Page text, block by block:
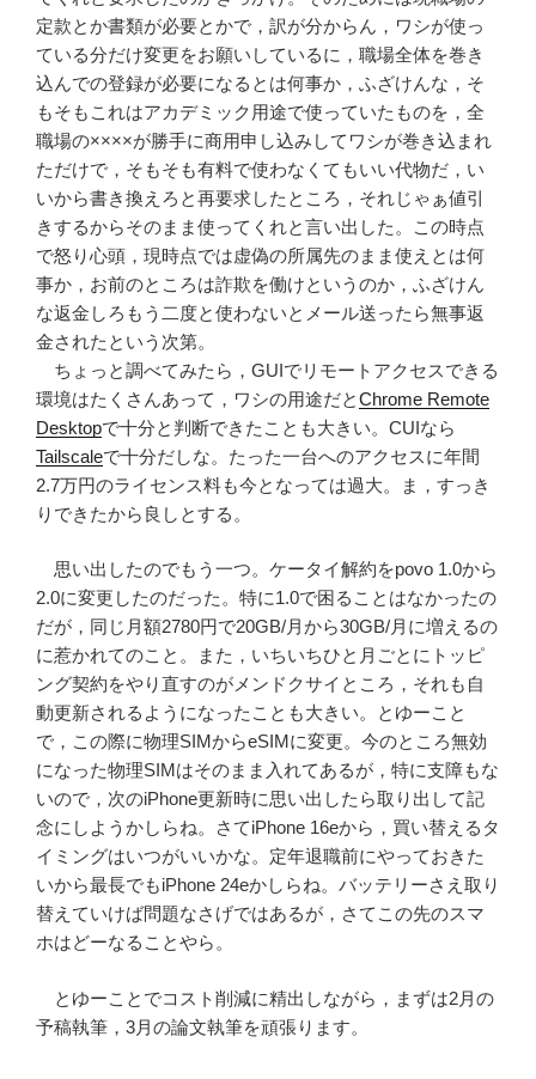
定款とか書類が必要とかで，訳が分からん，ワシが使っ
ている分だけ変更をお願いしているに，職場全体を巻き
込んでの登録が必要になるとは何事か，ふざけんな，そ
もそもこれはアカデミック用途で使っていたものを，全
職場の××××が勝手に商用申し込みしてワシが巻き込まれ
ただけで，そもそも有料で使わなくてもいい代物だ，い
いから書き換えろと再要求したところ，それじゃぁ値引
きするからそのまま使ってくれと言い出した。この時点
で怒り心頭，現時点では虚偽の所属先のまま使えとは何
事か，お前のところは詐欺を働けというのか，ふざけん
な返金しろもう二度と使わないとメール送ったら無事返
金されたという次第。
ちょっと調べてみたら，GUIでリモートアクセスできる
環境はたくさんあって，ワシの用途だとChrome Remote
Desktopで十分と判断できたことも大きい。CUIなら
Tailscaleで十分だしな。たった一台へのアクセスに年間
2.7万円のライセンス料も今となっては過大。ま，すっき
りできたから良しとする。
思い出したのでもう一つ。ケータイ解約をpovo 1.0から
2.0に変更したのだった。特に1.0で困ることはなかったの
だが，同じ月額2780円で20GB/月から30GB/月に増えるの
に惹かれてのこと。また，いちいちひと月ごとにトッピ
ング契約をやり直すのがメンドクサイところ，それも自
動更新されるようになったことも大きい。とゆーこと
で，この際に物理SIMからeSIMに変更。今のところ無効
になった物理SIMはそのまま入れてあるが，特に支障もな
いので，次のiPhone更新時に思い出したら取り出して記
念にしようかしらね。さてiPhone 16eから，買い替えるタ
イミングはいつがいいかな。定年退職前にやっておきた
いから最長でもiPhone 24eかしらね。バッテリーさえ取り
替えていけば問題なさげではあるが，さてこの先のスマ
ホはどーなることやら。
とゆーことでコスト削減に精出しながら，まずは2月の
予稿執筆，3月の論文執筆を頑張ります。